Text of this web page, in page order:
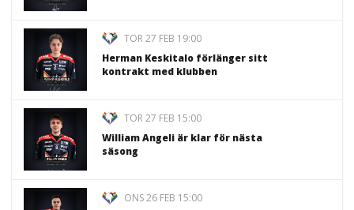
TOR 27 FEB 19:00
Herman Keskitalo förlänger sitt
kontrakt med klubben
TOR 27 FEB 15:00
William Angeli är klar för nästa
säsong
ONS 26 FEB 15:00